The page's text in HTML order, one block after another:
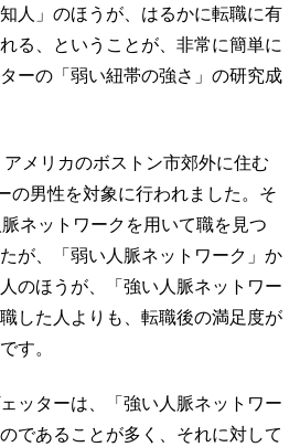
人」のほうが、はるかに転職に有
る、ということが、非常に簡単に
ーの「弱い紐帯の強さ」の研究成
メリカのボストン市郊外に住む
の男性を対象に行われました。そ
ネットワークを用いて職を見つ
が、「弱い人脈ネットワーク」か
のほうが、「強い人脈ネットワー
した人よりも、転職後の満足度が
す。
ッターは、「強い人脈ネットワー
であることが多く、それに対して